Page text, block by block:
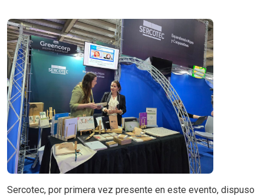
Sercotec, por primera vez presente en este evento, dispuso